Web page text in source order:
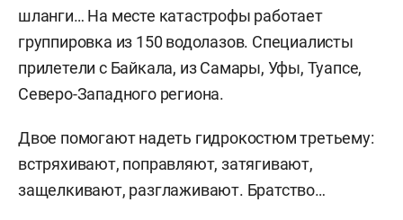
шланги… На месте катастрофы работает
группировка из 150 водолазов. Специалисты
прилетели с Байкала, из Самары, Уфы, Туапсе,
Северо-Западного региона.
Двое помогают надеть гидрокостюм третьему:
встряхивают, поправляют, затягивают,
защелкивают, разглаживают. Братство…